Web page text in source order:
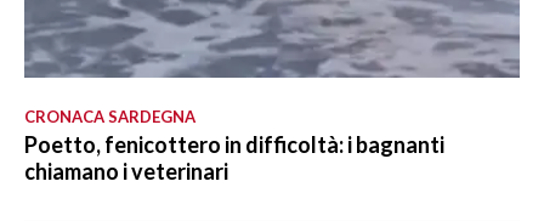
CRONACA SARDEGNA
Poetto, fenicottero in difficoltà: i bagnanti
chiamano i veterinari